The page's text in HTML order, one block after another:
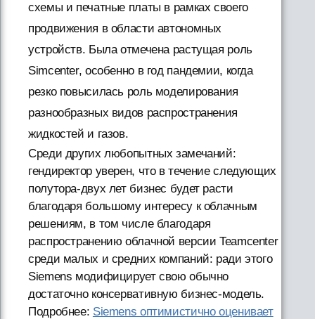
схемы и печатные платы в рамках своего
продвижения в области автономных
устройств. Была отмечена растущая роль
Simcenter, особенно в год пандемии, когда
резко повысилась роль моделирования
разнообразных видов распространения
жидкостей и газов.
Среди других любопытных замечаний:
гендиректор уверен, что в течение следующих
полутора-двух лет бизнес будет расти
благодаря большому интересу к облачным
решениям, в том числе благодаря
распространению облачной версии Teamcenter
среди малых и средних компаний: ради этого
Siemens модифицирует свою обычно
достаточно консервативную бизнес-модель.
Подробнее: Siemens оптимистично оценивает